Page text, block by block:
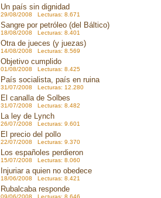
Un país sin dignidad
29/08/2008 Lecturas: 8.671
Sangre por petróleo (del Báltico)
18/08/2008 Lecturas: 8.401
Otra de jueces (y juezas)
14/08/2008 Lecturas: 8.569
Objetivo cumplido
01/08/2008 Lecturas: 8.425
País socialista, país en ruina
31/07/2008 Lecturas: 12.280
El canalla de Solbes
31/07/2008 Lecturas: 8.482
La ley de Lynch
26/07/2008 Lecturas: 9.601
El precio del pollo
22/07/2008 Lecturas: 9.370
Los españoles perdieron
15/07/2008 Lecturas: 8.060
Injuriar a quien no obedece
18/06/2008 Lecturas: 8.421
Rubalcaba responde
09/06/2008 Lecturas: 8.646